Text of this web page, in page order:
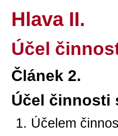
Hlava II.
Účel
Článek 2.
Účel činnosti
Účelem